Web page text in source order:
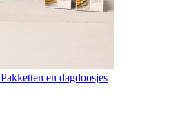
Pakketten en dagdoosjes